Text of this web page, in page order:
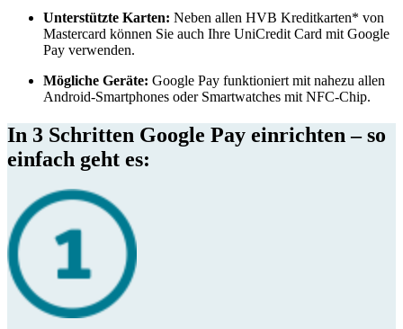
Unterstützte Karten: Neben allen HVB Kreditkarten* von
Mastercard können Sie auch Ihre UniCredit Card mit Google
Pay verwenden.
Mögliche Geräte: Google Pay funktioniert mit nahezu allen
Android-Smartphones oder Smartwatches mit NFC-Chip.
In 3 Schritten Google Pay einrichten – so
einfach geht es: